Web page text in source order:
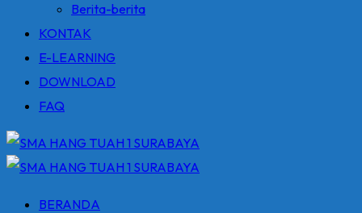
Berita-berita
KONTAK
E-LEARNING
DOWNLOAD
FAQ
BERANDA